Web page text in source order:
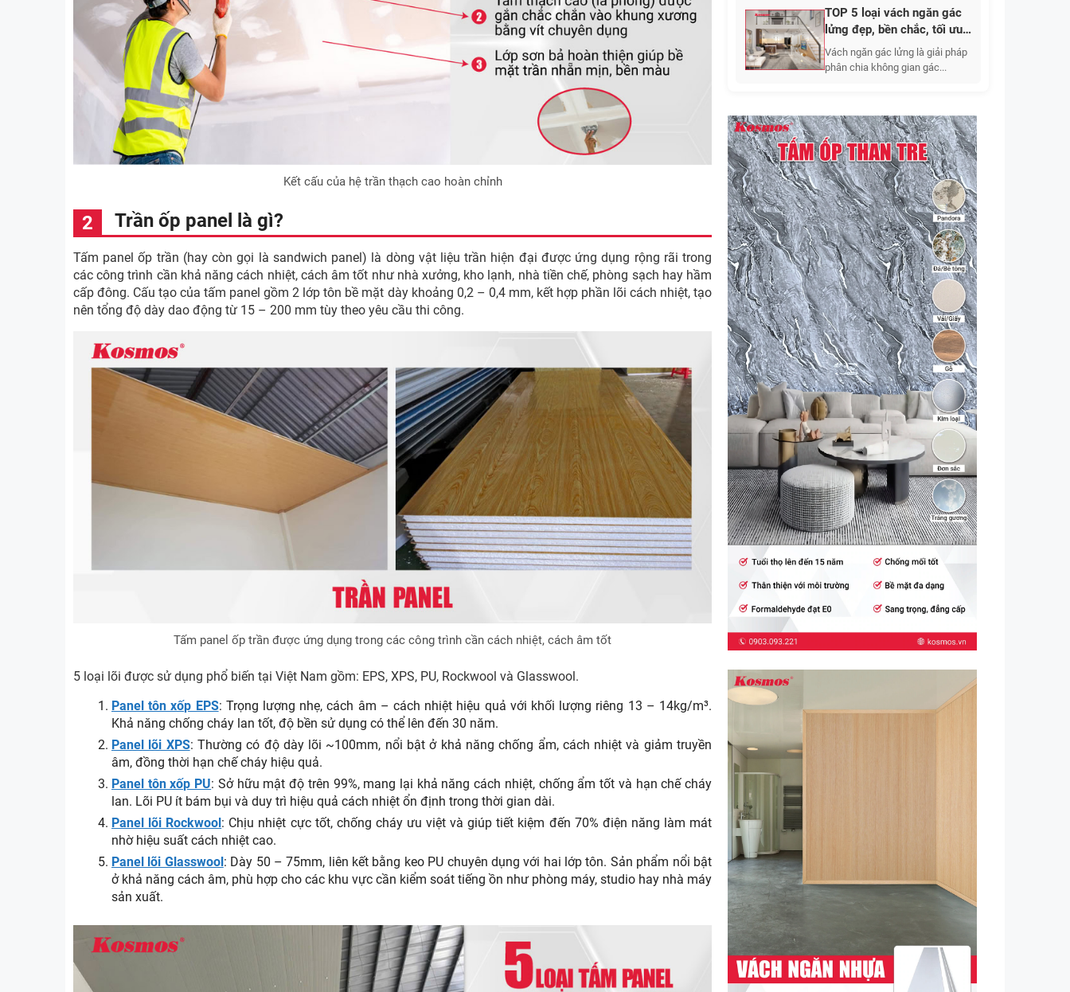
Kết cấu của hệ trần thạch cao hoàn chỉnh
Trần ốp panel là gì?
Tấm panel ốp trần (hay còn gọi là sandwich panel) là dòng vật liệu trần hiện đại được ứng dụng rộng rãi trong
các công trình cần khả năng cách nhiệt, cách âm tốt như nhà xưởng, kho lạnh, nhà tiền chế, phòng sạch hay hầm
cấp đông. Cấu tạo của tấm panel gồm 2 lớp tôn bề mặt dày khoảng 0,2 – 0,4 mm, kết hợp phần lõi cách nhiệt, tạo
nên tổng độ dày dao động từ 15 – 200 mm tùy theo yêu cầu thi công.
Tấm panel ốp trần được ứng dụng trong các công trình cần cách nhiệt, cách âm tốt
5 loại lõi được sử dụng phổ biến tại Việt Nam gồm: EPS, XPS, PU, Rockwool và Glasswool.
Panel tôn xốp EPS: Trọng lượng nhẹ, cách âm – cách nhiệt hiệu quả với khối lượng riêng 13 – 14kg/m³.
Khả năng chống cháy lan tốt, độ bền sử dụng có thể lên đến 30 năm.
Panel lõi XPS: Thường có độ dày lõi ~100mm, nổi bật ở khả năng chống ẩm, cách nhiệt và giảm truyền
âm, đồng thời hạn chế cháy hiệu quả.
Panel tôn xốp PU: Sở hữu mật độ trên 99%, mang lại khả năng cách nhiệt, chống ẩm tốt và hạn chế cháy
lan. Lõi PU ít bám bụi và duy trì hiệu quả cách nhiệt ổn định trong thời gian dài.
Panel lõi Rockwool: Chịu nhiệt cực tốt, chống cháy ưu việt và giúp tiết kiệm đến 70% điện năng làm mát
nhờ hiệu suất cách nhiệt cao.
Panel lõi Glasswool: Dày 50 – 75mm, liên kết bằng keo PU chuyên dụng với hai lớp tôn. Sản phẩm nổi bật
ở khả năng cách âm, phù hợp cho các khu vực cần kiểm soát tiếng ồn như phòng máy, studio hay nhà máy
sản xuất.
TOP 5 loại vách ngăn gác
lửng đẹp, bền chắc, tối ưu
không gian sống
Vách ngăn gác lửng là giải pháp
phân chia không gian gác...